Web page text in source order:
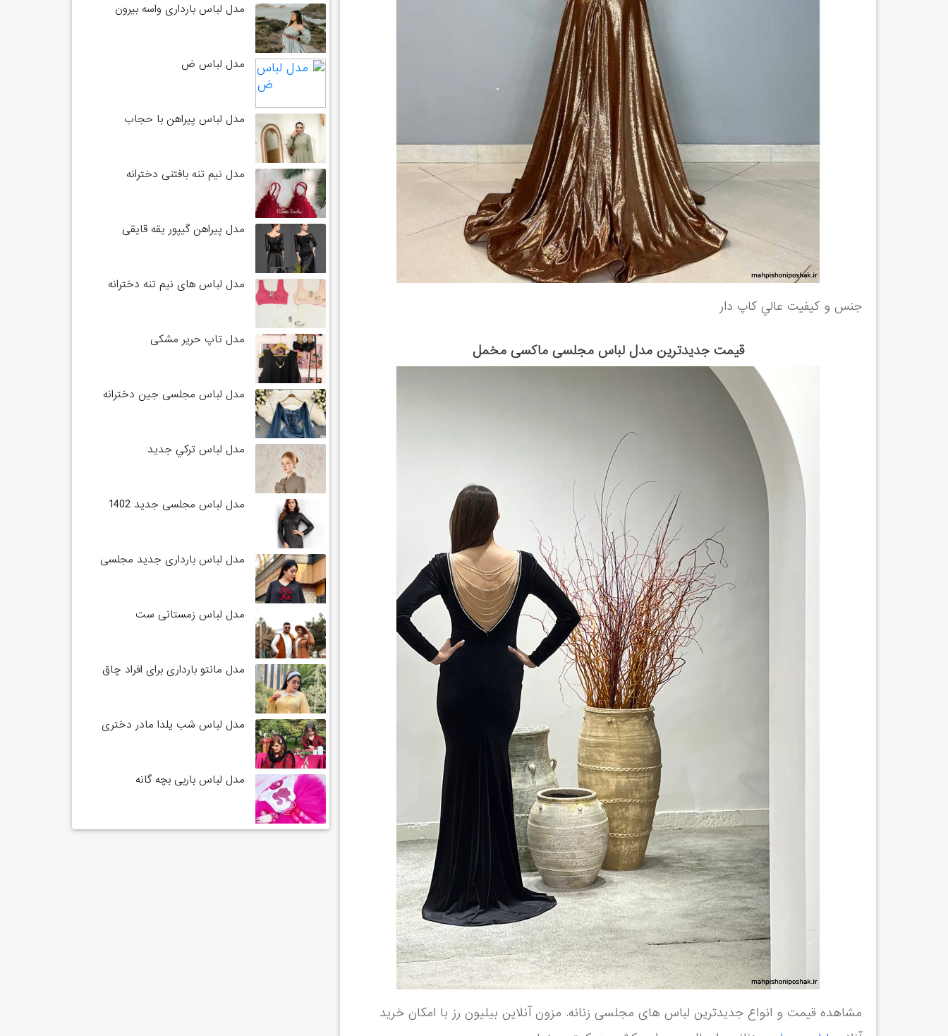
جنس و كيفيت عالي كاپ دار
قیمت جدیدترین مدل لباس مجلسی ماکسی مخمل
مشاهده قیمت و انواع جدیدترین لباس های مجلسی زنانه. مزون آنلاین بیلیون رز با امکان خرید
مدل لباس بارداری واسه بیرون
مدل لباس ض
مدل لباس پیراهن با حجاب
مدل نیم تنه بافتنی دخترانه
مدل پیراهن گیپور یقه قایقی
مدل لباس های نیم تنه دخترانه
مدل تاپ حریر مشکی
مدل لباس مجلسی جین دخترانه
مدل لباس تركي جديد
مدل لباس مجلسی جدید 1402
مدل لباس بارداری جدید مجلسی
مدل لباس زمستانی ست
مدل مانتو بارداری برای افراد چاق
مدل لباس شب یلدا مادر دختری
مدل لباس باربی بچه گانه